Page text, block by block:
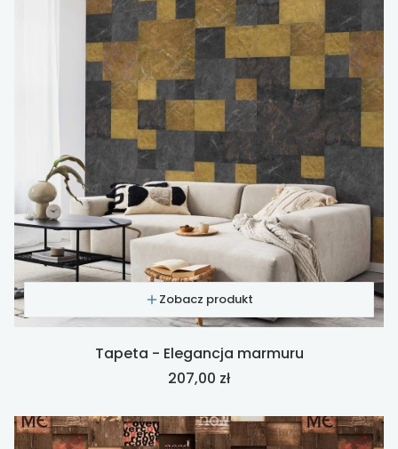
Zobacz produkt
Tapeta - Elegancja marmuru
Cena
207,00 zł